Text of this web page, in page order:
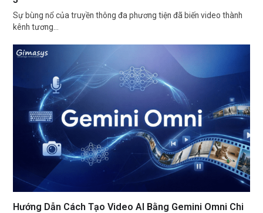
Sự bùng nổ của truyền thông đa phương tiện đã biến video thành
kênh tương…
Hướng Dẫn Cách Tạo Video AI Bằng Gemini Omni Chi